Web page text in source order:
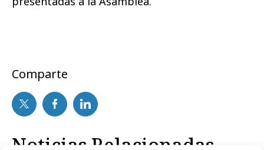
Comparte
Noticias Relacionadas